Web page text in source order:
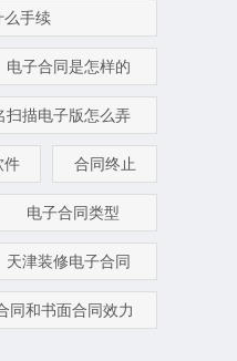
么手续
电子合同是怎样的
扫描电子版怎么弄
件 合同终止
电子合同类型
天津装修电子合同
同和书面合同效力